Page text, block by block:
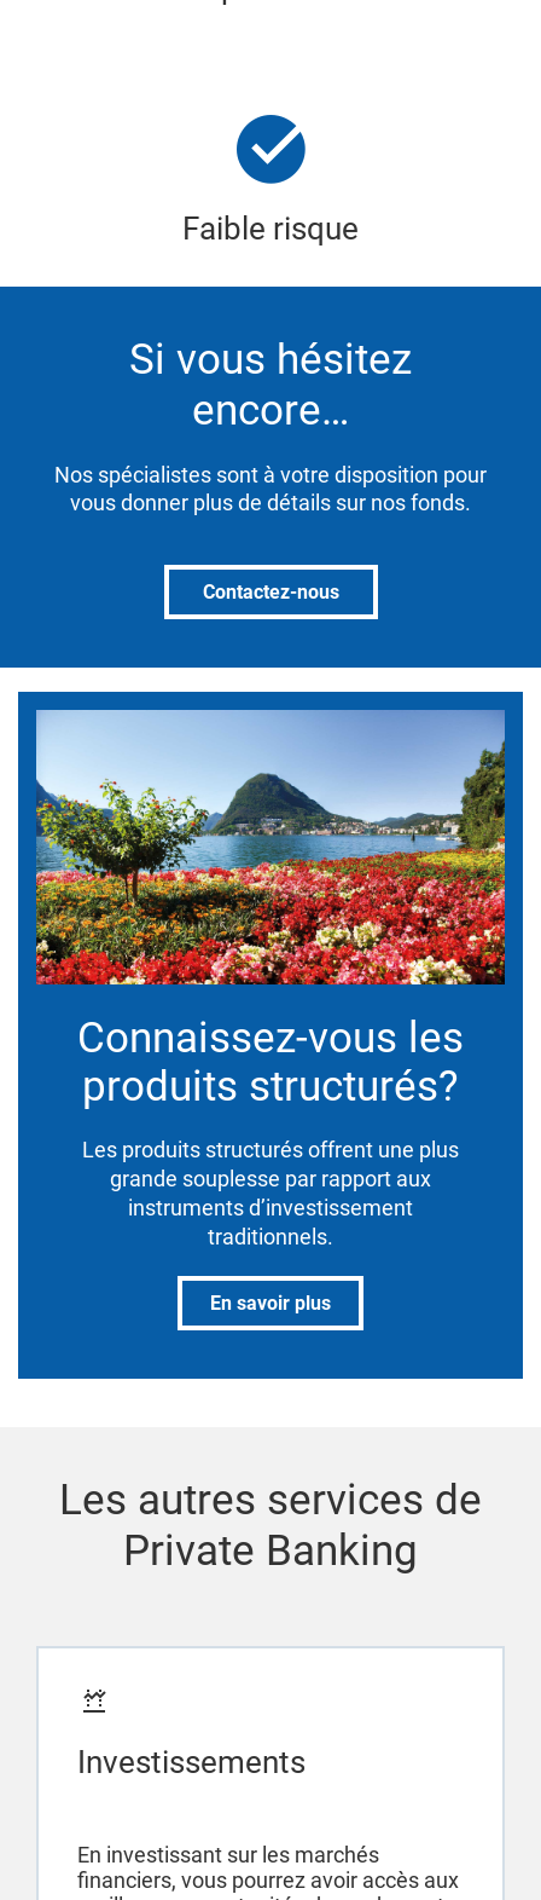
Faible risque
Si vous hésitez
encore…
Nos spécialistes sont à votre disposition pour
vous donner plus de détails sur nos fonds.
Contactez-nous
Connaissez-vous les
produits structurés?
Les produits structurés offrent une plus
grande souplesse par rapport aux
instruments d’investissement
traditionnels.
En savoir plus
Les autres services de
Private Banking
Investissements
En investissant sur les marchés
financiers, vous pourrez avoir accès aux